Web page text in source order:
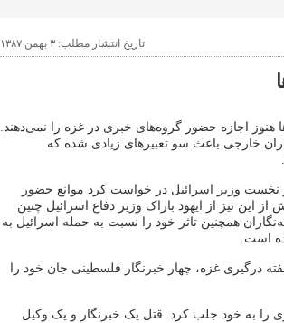
تاریخ انتشار مطلب: ۳ بهمن ۱۳۸۷
هنوز اجازه حضور گروه‌های خبری در غزه را نمی‌دهند.
خارجی باعث سو تعبیرهای زیادی شده که
نخست وزیر اسرائیل در خواست کرد موانع حضور
از این نیز از ایهود باراک وزیر دفاع اسرائیل چنین
همچنین تاثر خود را نسبت به حمله اسرائیل به
است.
درگیری غزه، چهار خبرنگار فلسطینی جان خود را
را به خود جلب کرد. قتل یک خبرنگار و یک وکیل